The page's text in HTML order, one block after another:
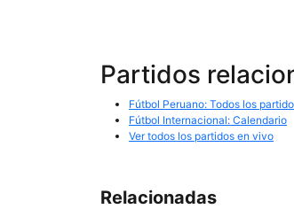
Partidos
Fútbol Peruano: Todos los
Fútbol Internacional: Calendario
Ver todos los partidos en vivo
Relacionadas